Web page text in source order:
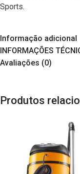
Sports.
Informação adicional
INFORMAÇÕES
Avaliações (0)
Produtos